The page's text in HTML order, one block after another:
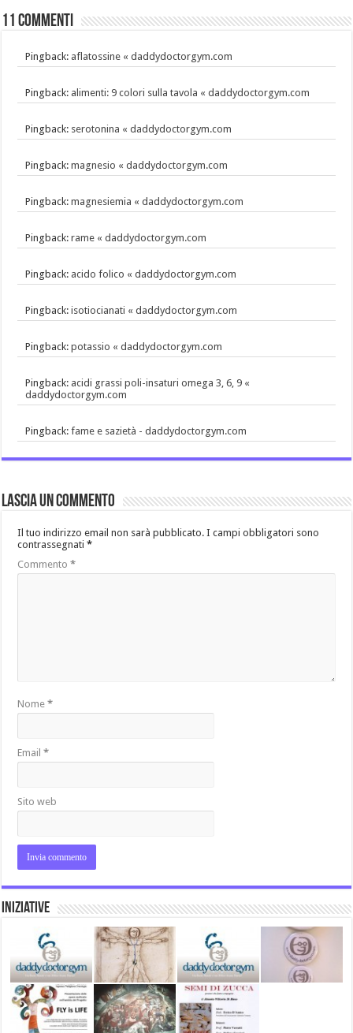
11 commenti
Pingback: aflatossine « daddydoctorgym.com
Pingback: alimenti: 9 colori sulla tavola « daddydoctorgym.com
Pingback: serotonina « daddydoctorgym.com
Pingback:magnesio « daddydoctorgym.com
Pingback:magnesiemia « daddydoctorgym.com
Pingback:rame « daddydoctorgym.com
Pingback: acido folico « daddydoctorgym.com
Pingback:isotiocianati « daddydoctorgym.com
Pingback:potassio « daddydoctorgym.com
Pingback: acidi grassi poli-insaturi omega 3, 6, 9 «
daddydoctorgym.com
Pingback:fame e sazietà - daddydoctorgym.com
Lascia un commento
Il tuo indirizzo email non sarà pubblicato. I campi obbligatori sono
contrassegnati*
Commento*
Nome*
Email*
Sito web
Iniziative